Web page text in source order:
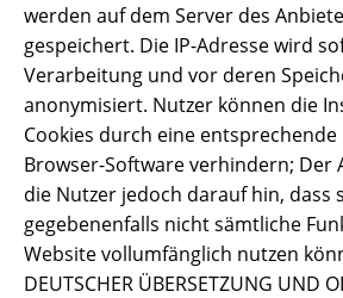
werden auf dem Server des
gespeichert. Die IP-Adresse wird
Verarbeitung und vor deren
anonymisiert. Nutzer können die
Cookies durch eine
Browser-Software verhindern; Der
die Nutzer jedoch darauf hin, dass
gegebenenfalls nicht sämtliche
Website vollumfänglich nutzen
DEUTSCHER ÜBERSETZUNG UND